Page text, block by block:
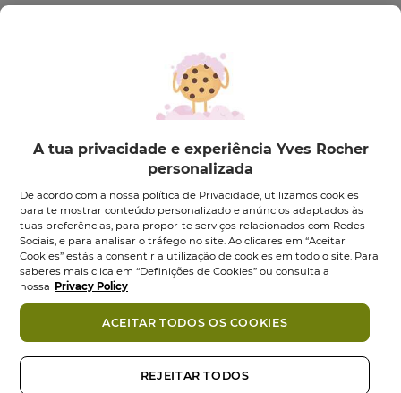
puro Monoï de Tahiti, é um cuidado que nos
transporta numa viagem às ilhas do Tahiti durante
todo ano, graças ao seu aroma solar e à sua textura
fundente e envolvente.
A sua pele fica imediatamente nutrida e hidratada
durante 24H*. Perfumada pelo aroma do Tahiti, este
leite não deixa na pele um toque oleoso. A sua
fórmula contém 98% de ingredientes de origem
natural , com um pH neutro para a pele. Testado sob
controlo dermatológico.
*Estudo clínico realizado a 13 voluntários
CONSELHOS DE UTILIZAÇÃO:
Colocar uma pequena quantidade de produto na
palma da mão e aplicar no corpo. Massajar até à sua
Ingredientes
Também podes gostar
A tua privacidade e experiência Yves Rocher
personalizada
De acordo com a nossa política de Privacidade, utilizamos cookies
para te mostrar conteúdo personalizado e anúncios adaptados às
tuas preferências, para propor-te serviços relacionados com Redes
Sociais, e para analisar o tráfego no site. Ao clicares em “Aceitar
Cookies” estás a consentir a utilização de cookies em todo o site. Para
saberes mais clica em “Definições de Cookies” ou consulta a
nossa Privacy Policy
REJEITAR TODOS
ACEITAR TODOS OS COOKIES